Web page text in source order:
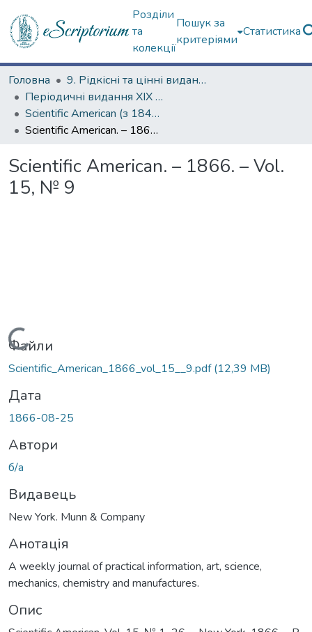
Розділи
та
колекції
Пошук за
критеріями
Статистика
Головна
9. Рідкісні та цінні видання
Періодичні видання ХІХ ст.
Scientific American (з 1845 р.)
Scientific American. – 1866. – Vol. 15, № 9
Scientific American. – 1866. – Vol.
15, № 9
Вантажиться...
Файли
Scientific_American_1866_vol_15__9.pdf(12,39 MB)
Дата
1866-08-25
Автори
б/а
Видавець
New York. Munn & Company
Анотація
A weekly journal of practical information, art, science,
mechanics, chemistry and manufactures.
Опис